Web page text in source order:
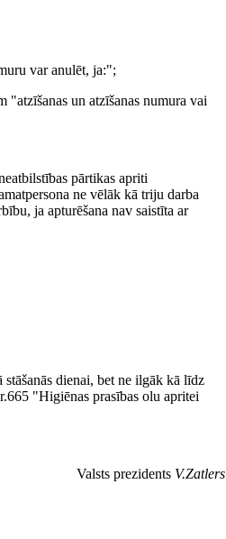
var anulēt, ja:";
"atzīšanas un atzīšanas numura vai
pārtikas apriti
ne vēlāk kā triju darba
ja apturēšana nav saistīta ar
dienai, bet ne ilgāk kā līdz
"Higiēnas prasības olu apritei
Valsts prezidents V.Zatlers